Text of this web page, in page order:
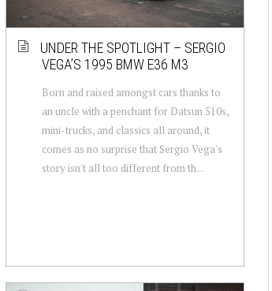
UNDER THE SPOTLIGHT – SERGIO
VEGA’S 1995 BMW E36 M3
Born and raised amongst cars thanks to
an uncle with a penchant for Datsun 510s,
mini-trucks, and classics all around, it
comes as no surprise that Sergio Vega's
story isn't all too different from th...